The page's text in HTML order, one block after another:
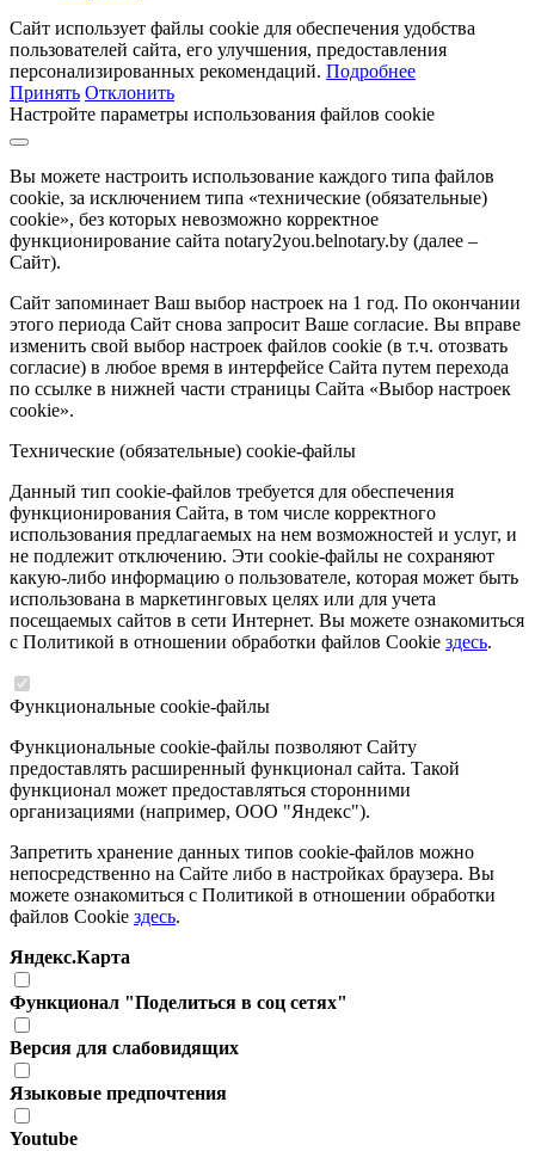
Сайт использует файлы cookie для обеспечения удобства
пользователей сайта, его улучшения, предоставления
персонализированных рекомендаций. Подробнее
Принять Отклонить
Настройте параметры использования файлов cookie
Вы можете настроить использование каждого типа файлов
cookie, за исключением типа «технические (обязательные)
cookie», без которых невозможно корректное
функционирование сайта notary2you.belnotary.by (далее –
Сайт).
Сайт запоминает Ваш выбор настроек на 1 год. По окончании
этого периода Сайт снова запросит Ваше согласие. Вы вправе
изменить свой выбор настроек файлов cookie (в т.ч. отозвать
согласие) в любое время в интерфейсе Сайта путем перехода
по ссылке в нижней части страницы Сайта «Выбор настроек
cookie».
Технические (обязательные) cookie-файлы
Данный тип cookie-файлов требуется для обеспечения
функционирования Сайта, в том числе корректного
использования предлагаемых на нем возможностей и услуг, и
не подлежит отключению. Эти cookie-файлы не сохраняют
какую-либо информацию о пользователе, которая может быть
использована в маркетинговых целях или для учета
посещаемых сайтов в сети Интернет. Вы можете ознакомиться
с Политикой в отношении обработки файлов Cookie здесь.
Функциональные cookie-файлы
Функциональные cookie-файлы позволяют Сайту
предоставлять расширенный функционал сайта. Такой
функционал может предоставляться сторонними
организациями (например, ООО "Яндекс").
Запретить хранение данных типов cookie-файлов можно
непосредственно на Сайте либо в настройках браузера. Вы
можете ознакомиться с Политикой в отношении обработки
файлов Cookie здесь.
Яндекс.Карта
Функционал "Поделиться в соц сетях"
Версия для слабовидящих
Языковые предпочтения
Youtube